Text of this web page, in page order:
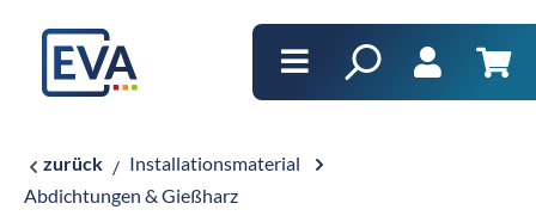
springen
zurück
Installationsmaterial
Abdichtungen & Gießharz